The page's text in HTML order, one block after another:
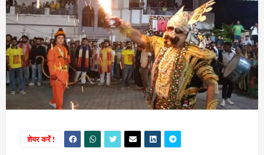
शेयर करें !